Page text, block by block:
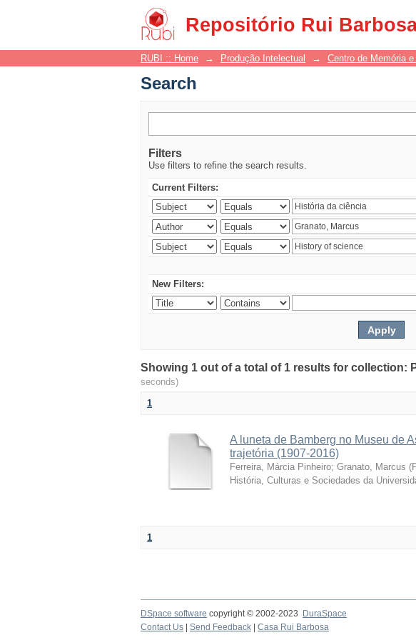
Repositório Rui
Search
RUBI :: Home → Produção Intelectual → Centro de Memória
Search
Filters
Use filters to refine the search results.
Current Filters:
New Filters:
Showing 1 out of a total of 1 results for collection:
seconds)
1
A luneta de Bamberg no Museu de
trajetória (1907-2016)
Ferreira, Márcia Pinheiro; Granato, Marcus (
História, Culturas e Sociedades da
1
DSpace software copyright © 2002-2023 DuraSpace
Contact Us
Send Feedback Casa Rui Barbosa